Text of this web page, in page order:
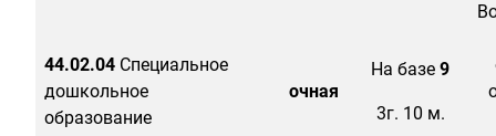
44.02.04 Специальное
дошкольное
образование
очная
На базе 9
3г. 10 м.